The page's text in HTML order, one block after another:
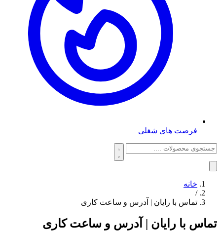
فرصت های شغلی
خانه
/
تماس با رایان | آدرس و ساعت کاری
تماس با رایان | آدرس و ساعت کاری